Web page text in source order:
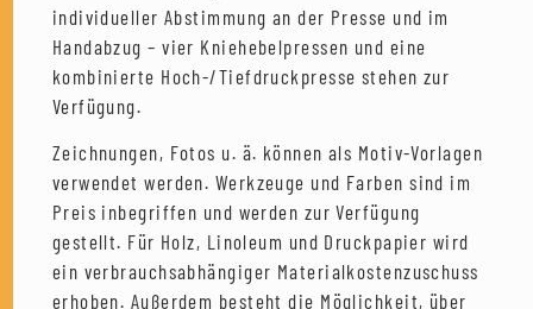
individueller Abstimmung an der Presse und im
Handabzug – vier Kniehebelpressen und eine
kombinierte Hoch-/Tiefdruckpresse stehen zur
Verfügung.
Zeichnungen, Fotos u. ä. können als Motiv-Vorlagen
verwendet werden. Werkzeuge und Farben sind im
Preis inbegriffen und werden zur Verfügung
gestellt. Für Holz, Linoleum und Druckpapier wird
ein verbrauchsabhängiger Materialkostenzuschuss
erhoben. Außerdem besteht die Möglichkeit, über